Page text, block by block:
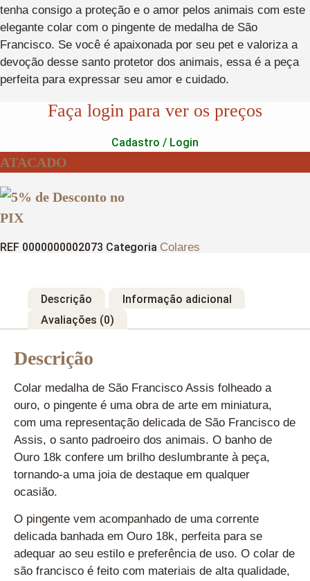
tenha consigo a proteção e o amor pelos animais com este
elegante colar com o pingente de medalha de São
Francisco. Se você é apaixonada por seu pet e valoriza a
devoção desse santo protetor dos animais, essa é a peça
perfeita para expressar seu amor e cuidado.
Faça login para ver os preços
Cadastro / Login
ATACADO
REF 0000000002073 Categoria Colares
Descrição
Informação adicional
Avaliações (0)
Descrição
Colar medalha de São Francisco Assis folheado a
ouro, o pingente é uma obra de arte em miniatura,
com uma representação delicada de São Francisco de
Assis, o santo padroeiro dos animais. O banho de
Ouro 18k confere um brilho deslumbrante à peça,
tornando-a uma joia de destaque em qualquer
ocasião.
O pingente vem acompanhado de uma corrente
delicada banhada em Ouro 18k, perfeita para se
adequar ao seu estilo e preferência de uso. O colar de
são francisco é feito com materiais de alta qualidade,